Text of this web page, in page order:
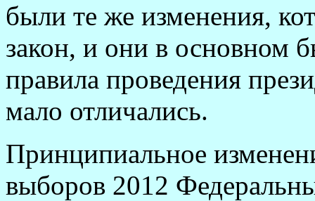
были те же изменения,
закон, и они в основном
правила проведения
мало отличались.
Принципиальное
выборов 2012